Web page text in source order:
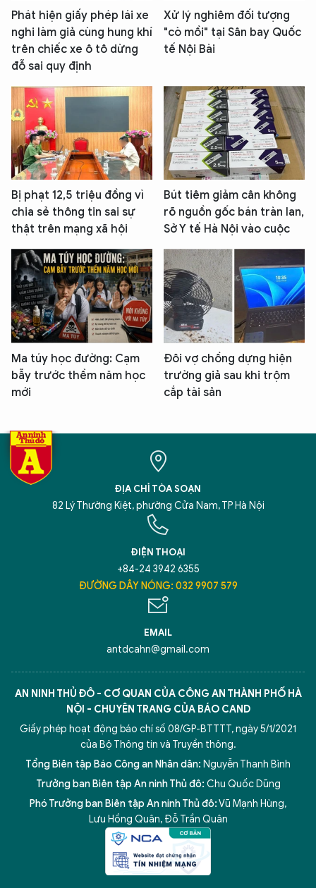
Phát hiện giấy phép lái xe
nghi làm giả cùng hung khí
trên chiếc xe ô tô dừng
đỗ sai quy định
Xử lý nghiêm đối tượng
"cò mồi" tại Sân bay Quốc
tế Nội Bài
Bị phạt 12,5 triệu đồng vì
chia sẻ thông tin sai sự
thật trên mạng xã hội
Bút tiêm giảm cân không
rõ nguồn gốc bán tràn lan,
Sở Y tế Hà Nội vào cuộc
Ma túy học đường: Cạm
bẫy trước thềm năm học
mới
Đôi vợ chồng dựng hiện
trường giả sau khi trộm
cắp tài sản
ĐỊA CHỈ TÒA SOẠN
82 Lý Thường Kiệt, phường Cửa Nam, TP Hà Nội
ĐIỆN THOẠI
+84-24 3942 6355
ĐƯỜNG DÂY NÓNG: 032 9907 579
EMAIL
antdcahn@gmail.com
AN NINH THỦ ĐÔ - CƠ QUAN CỦA CÔNG AN THÀNH PHỐ HÀ
NỘI - CHUYÊN TRANG CỦA BÁO CAND
Giấy phép hoạt động báo chí số 08/GP-BTTTT, ngày 5/1/2021
của Bộ Thông tin và Truyền thông.
Tổng Biên tập Báo Công an Nhân dân: Nguyễn Thanh Bình
Trưởng ban Biên tập An ninh Thủ đô: Chu Quốc Dũng
Phó Trưởng ban Biên tập An ninh Thủ đô:Vũ Mạnh Hùng,
Lưu Hồng Quân, Đỗ Trần Quân
5 điểm nghẽn của Hà Nội giải pháp xử lý điểm nghẽn của